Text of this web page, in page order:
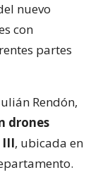
nuevo
con
partes
Rendón,
drones
III, ubicada en